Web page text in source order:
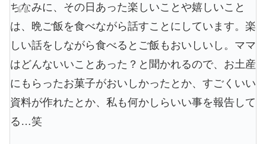
ちなみに、その日あった楽しいことや嬉しいこと
は、晩ご飯を食べながら話すことにしています。楽
しい話をしながら食べるとご飯もおいしいし。ママ
はどんないいことあった？と聞かれるので、お土産
にもらったお菓子がおいしかったとか、すごくいい
資料が作れたとか、私も何かしらいい事を報告して
る…笑